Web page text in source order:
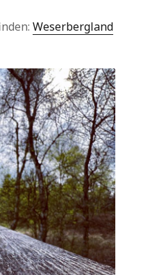
Weserbergland